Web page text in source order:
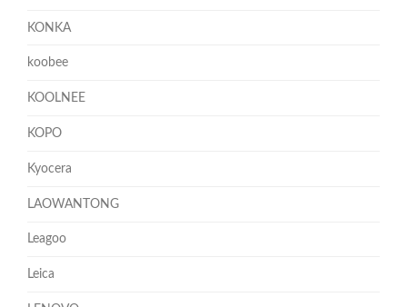
KONKA
koobee
KOOLNEE
KOPO
Kyocera
LAOWANTONG
Leagoo
Leica